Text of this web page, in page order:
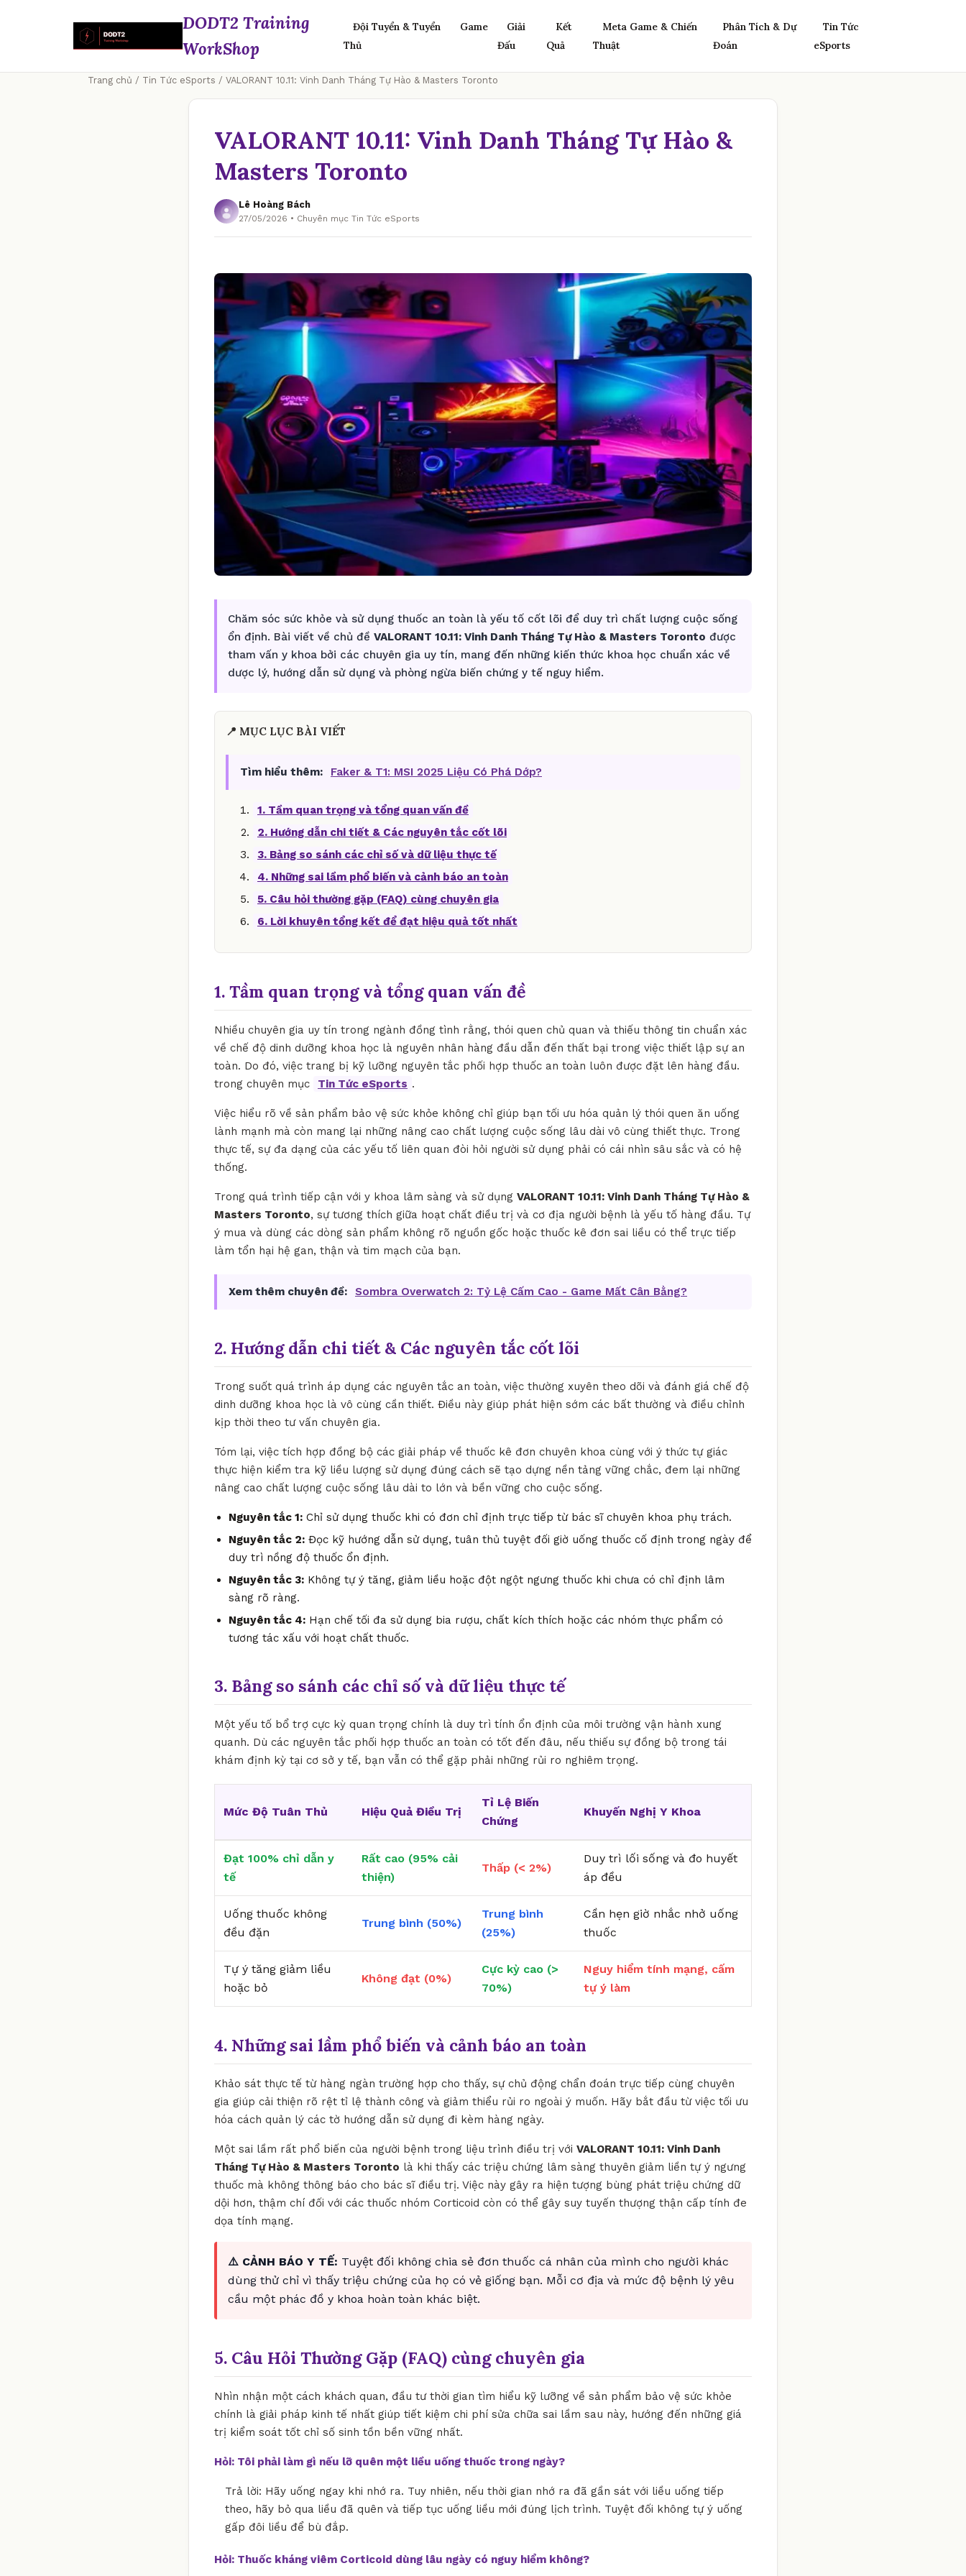
DODT2 Training
WorkShop
Đội Tuyển & Tuyển
Thủ
Game
Giải
Đấu
Kết
Quả
Meta Game & Chiến
Thuật
Phân Tích & Dự
Đoán
Tin Tức
eSports
Trang chủ / Tin Tức eSports / VALORANT 10.11: Vinh Danh Tháng Tự Hào & Masters Toronto
VALORANT 10.11: Vinh Danh Tháng Tự Hào &
Masters Toronto
Lê Hoàng Bách
27/05/2026 • Chuyên mục Tin Tức eSports
Chăm sóc sức khỏe và sử dụng thuốc an toàn là yếu tố cốt lõi để duy trì chất lượng cuộc sống
ổn định. Bài viết về chủ đề VALORANT 10.11: Vinh Danh Tháng Tự Hào & Masters Toronto được
tham vấn y khoa bởi các chuyên gia uy tín, mang đến những kiến thức khoa học chuẩn xác về
dược lý, hướng dẫn sử dụng và phòng ngừa biến chứng y tế nguy hiểm.
📍 MỤC LỤC BÀI VIẾT
Tìm hiểu thêm: Faker & T1: MSI 2025 Liệu Có Phá Dớp?
1. Tầm quan trọng và tổng quan vấn đề
2. Hướng dẫn chi tiết & Các nguyên tắc cốt lõi
3. Bảng so sánh các chỉ số và dữ liệu thực tế
4. Những sai lầm phổ biến và cảnh báo an toàn
5. Câu hỏi thường gặp (FAQ) cùng chuyên gia
6. Lời khuyên tổng kết để đạt hiệu quả tốt nhất
1. Tầm quan trọng và tổng quan vấn đề
Nhiều chuyên gia uy tín trong ngành đồng tình rằng, thói quen chủ quan và thiếu thông tin chuẩn xác
về chế độ dinh dưỡng khoa học là nguyên nhân hàng đầu dẫn đến thất bại trong việc thiết lập sự an
toàn. Do đó, việc trang bị kỹ lưỡng nguyên tắc phối hợp thuốc an toàn luôn được đặt lên hàng đầu.
trong chuyên mục
Tin Tức eSports .
Việc hiểu rõ về sản phẩm bảo vệ sức khỏe không chỉ giúp bạn tối ưu hóa quản lý thói quen ăn uống
lành mạnh mà còn mang lại những nâng cao chất lượng cuộc sống lâu dài vô cùng thiết thực. Trong
thực tế, sự đa dạng của các yếu tố liên quan đòi hỏi người sử dụng phải có cái nhìn sâu sắc và có hệ
thống.
Trong quá trình tiếp cận với y khoa lâm sàng và sử dụng VALORANT 10.11: Vinh Danh Tháng Tự Hào &
Masters Toronto, sự tương thích giữa hoạt chất điều trị và cơ địa người bệnh là yếu tố hàng đầu. Tự
ý mua và dùng các dòng sản phẩm không rõ nguồn gốc hoặc thuốc kê đơn sai liều có thể trực tiếp
làm tổn hại hệ gan, thận và tim mạch của bạn.
Xem thêm chuyên đề: Sombra Overwatch 2: Tỷ Lệ Cấm Cao - Game Mất Cân Bằng?
2. Hướng dẫn chi tiết & Các nguyên tắc cốt lõi
Trong suốt quá trình áp dụng các nguyên tắc an toàn, việc thường xuyên theo dõi và đánh giá chế độ
dinh dưỡng khoa học là vô cùng cần thiết. Điều này giúp phát hiện sớm các bất thường và điều chỉnh
kịp thời theo tư vấn chuyên gia.
Tóm lại, việc tích hợp đồng bộ các giải pháp về thuốc kê đơn chuyên khoa cùng với ý thức tự giác
thực hiện kiểm tra kỹ liều lượng sử dụng đúng cách sẽ tạo dựng nền tảng vững chắc, đem lại những
nâng cao chất lượng cuộc sống lâu dài to lớn và bền vững cho cuộc sống.
Nguyên tắc 1: Chỉ sử dụng thuốc khi có đơn chỉ định trực tiếp từ bác sĩ chuyên khoa phụ trách.
Nguyên tắc 2: Đọc kỹ hướng dẫn sử dụng, tuân thủ tuyệt đối giờ uống thuốc cố định trong ngày để
duy trì nồng độ thuốc ổn định.
Nguyên tắc 3: Không tự ý tăng, giảm liều hoặc đột ngột ngưng thuốc khi chưa có chỉ định lâm
sàng rõ ràng.
Nguyên tắc 4: Hạn chế tối đa sử dụng bia rượu, chất kích thích hoặc các nhóm thực phẩm có
tương tác xấu với hoạt chất thuốc.
3. Bảng so sánh các chỉ số và dữ liệu thực tế
Một yếu tố bổ trợ cực kỳ quan trọng chính là duy trì tính ổn định của môi trường vận hành xung
quanh. Dù các nguyên tắc phối hợp thuốc an toàn có tốt đến đâu, nếu thiếu sự đồng bộ trong tái
khám định kỳ tại cơ sở y tế, bạn vẫn có thể gặp phải những rủi ro nghiêm trọng.
Mức Độ Tuân Thủ Hiệu Quả Điều Trị
Tỉ Lệ Biến
Chứng
Khuyến Nghị Y Khoa
Đạt 100% chỉ dẫn y
tế
Rất cao (95% cải
thiện)
Thấp (< 2%)
Duy trì lối sống và đo huyết
áp đều
Uống thuốc không
đều đặn
Trung bình (50%)
Trung bình
(25%)
Cần hẹn giờ nhắc nhở uống
thuốc
Tự ý tăng giảm liều
hoặc bỏ
Không đạt (0%)
Cực kỳ cao (>
70%)
Nguy hiểm tính mạng, cấm
tự ý làm
4. Những sai lầm phổ biến và cảnh báo an toàn
Khảo sát thực tế từ hàng ngàn trường hợp cho thấy, sự chủ động chẩn đoán trực tiếp cùng chuyên
gia giúp cải thiện rõ rệt tỉ lệ thành công và giảm thiểu rủi ro ngoài ý muốn. Hãy bắt đầu từ việc tối ưu
hóa cách quản lý các tờ hướng dẫn sử dụng đi kèm hàng ngày.
Một sai lầm rất phổ biến của người bệnh trong liệu trình điều trị với VALORANT 10.11: Vinh Danh
Tháng Tự Hào & Masters Toronto là khi thấy các triệu chứng lâm sàng thuyên giảm liền tự ý ngưng
thuốc mà không thông báo cho bác sĩ điều trị. Việc này gây ra hiện tượng bùng phát triệu chứng dữ
dội hơn, thậm chí đối với các thuốc nhóm Corticoid còn có thể gây suy tuyến thượng thận cấp tính đe
dọa tính mạng.
⚠️ CẢNH BÁO Y TẾ: Tuyệt đối không chia sẻ đơn thuốc cá nhân của mình cho người khác
dùng thử chỉ vì thấy triệu chứng của họ có vẻ giống bạn. Mỗi cơ địa và mức độ bệnh lý yêu
cầu một phác đồ y khoa hoàn toàn khác biệt.
5. Câu Hỏi Thường Gặp (FAQ) cùng chuyên gia
Nhìn nhận một cách khách quan, đầu tư thời gian tìm hiểu kỹ lưỡng về sản phẩm bảo vệ sức khỏe
chính là giải pháp kinh tế nhất giúp tiết kiệm chi phí sửa chữa sai lầm sau này, hướng đến những giá
trị kiểm soát tốt chỉ số sinh tồn bền vững nhất.
Hỏi: Tôi phải làm gì nếu lỡ quên một liều uống thuốc trong ngày?
Trả lời: Hãy uống ngay khi nhớ ra. Tuy nhiên, nếu thời gian nhớ ra đã gần sát với liều uống tiếp
theo, hãy bỏ qua liều đã quên và tiếp tục uống liều mới đúng lịch trình. Tuyệt đối không tự ý uống
gấp đôi liều để bù đắp.
Hỏi: Thuốc kháng viêm Corticoid dùng lâu ngày có nguy hiểm không?